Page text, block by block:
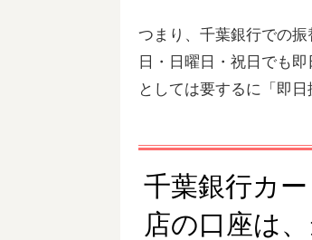
つまり、千葉銀行での
日・日曜日・祝日でも
としては要するに「即日
千葉銀行カ
店の口座は